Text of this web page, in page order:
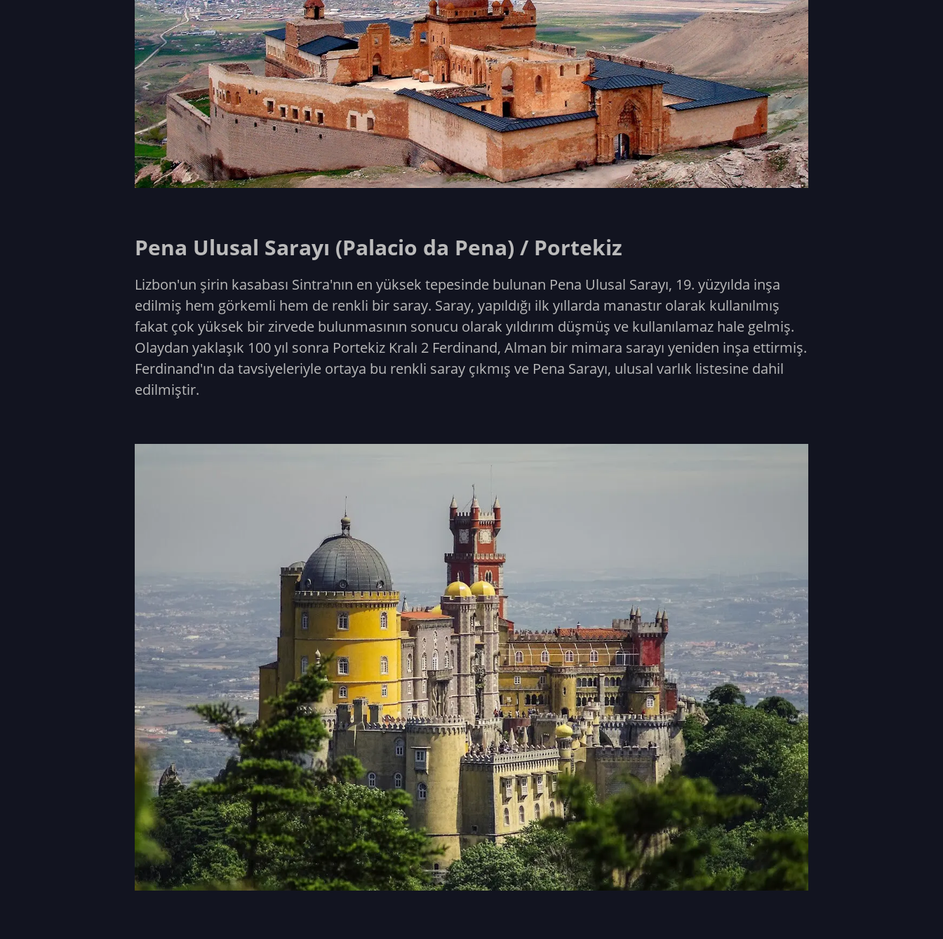
Pena Ulusal Sarayı (Palacio da Pena) / Portekiz
Lizbon'un şirin kasabası Sintra'nın en yüksek tepesinde bulunan Pena Ulusal Sarayı, 19. yüzyılda inşa
edilmiş hem görkemli hem de renkli bir saray. Saray, yapıldığı ilk yıllarda manastır olarak kullanılmış
fakat çok yüksek bir zirvede bulunmasının sonucu olarak yıldırım düşmüş ve kullanılamaz hale gelmiş.
Olaydan yaklaşık 100 yıl sonra Portekiz Kralı 2 Ferdinand, Alman bir mimara sarayı yeniden inşa ettirmiş.
Ferdinand'ın da tavsiyeleriyle ortaya bu renkli saray çıkmış ve Pena Sarayı, ulusal varlık listesine dahil
edilmiştir.